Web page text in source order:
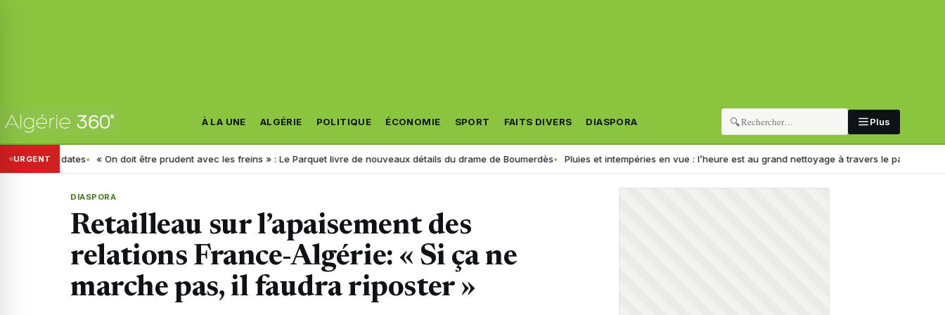
À LA UNE ALGÉRIE POLITIQUE ÉCONOMIE SPORT FAITS DIVERS DIASPORA 🔍 Plus
URGENT
dates « On doit être prudent avec les freins » : Le Parquet livre de nouveaux détails du drame de Boumerdès Pluies et intempéries en vue : l’heure est au grand nettoyage à travers le pays Déraillement à
DIASPORA
Retailleau sur l’apaisement des
relations France-Algérie: « Si ça ne
marche pas, il faudra riposter »